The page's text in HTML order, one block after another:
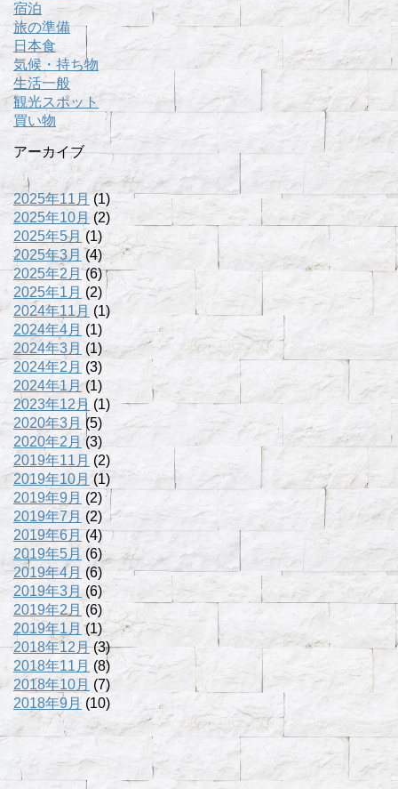
宿泊
旅の準備
日本食
気候・持ち物
生活一般
観光スポット
買い物
アーカイブ
2025年11月 (1)
2025年10月 (2)
2025年5月 (1)
2025年3月 (4)
2025年2月(6)
2025年1月 (2)
2024年11月 (1)
2024年4月 (1)
2024年3月 (1)
2024年2月 (3)
2024年1月(1)
2023年12月 (1)
2020年3月 (5)
2020年2月 (3)
2019年11月 (2)
2019年10月 (1)
2019年9月 (2)
2019年7月 (2)
2019年6月(4)
2019年5月 (6)
2019年4月 (6)
2019年3月 (6)
2019年2月 (6)
2019年1月 (1)
2018年12月(3)
2018年11月 (8)
2018年10月 (7)
2018年9月 (10)